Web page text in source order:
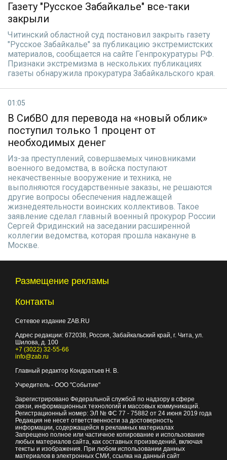
Газету "Русское Забайкалье" все-таки
закрыли
Читинский областной суд постановил закрыть газету
"Русское Забайкалье" за публикацию экстремистских
материалов, сообщается на сайте Генпрокуратуры РФ.
Признаки экстремизма в нескольких публикациях
газеты обнаружила прокуратура Забайкальского края.
01:05
В СибВО для перевода на «новый облик»
поступил только 1 процент от
необходимых денег
Из-за преступлений, совершаемых чиновниками
военного ведомства, в войска поступают
некачественные вооружение и техника, не
выполняются государственные заказы, не решаются
другие вопросы обеспечения надлежащей
жизнедеятельности воинских коллективов. Такое
заявление сделал главный военный прокурор России
Сергей Фридинский на заседании расширенной
коллегии ведомства, которая прошла накануне в
Москве.
Размещение рекламы
Контакты
Сетевое издание ZAB.RU
Адрес редакции: 672038, Россия, Забайкальский край, г. Чита, ул.
Шилова, д. 100
+7 (3022) 32-55-66
info@zab.ru
Главный редактор Кондратьев Н. В.
Учредитель - ООО "Событие"
Зарегистрировано Федеральной службой по надзору в сфере
связи, информационных технологий и массовых коммуникаций.
Регистрационный номер: ЭЛ № ФС 77 - 75882 от 24 июня 2019 года
Редакция не несет ответственности за достоверность
информации, содержащейся в рекламных материалах
Запрещено полное или частичное копирование и использование
любых материалов сайта, как составных произведений, включая
тексты и изображения. При любом использовании данных
материалов в электронных СМИ, ссылка на данный сайт